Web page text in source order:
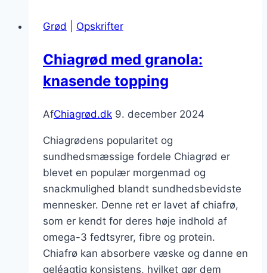
kanel
Grød Opskrifter
Chiagrød med granola:
knasende topping
AfChiagrød.dk 9. december 2024
Chiagrødens popularitet og
sundhedsmæssige fordele Chiagrød er
blevet en populær morgenmad og
snackmulighed blandt sundhedsbevidste
mennesker. Denne ret er lavet af chiafrø,
som er kendt for deres høje indhold af
omega-3 fedtsyrer, fibre og protein.
Chiafrø kan absorbere væske og danne en
geléagtig konsistens, hvilket gør dem